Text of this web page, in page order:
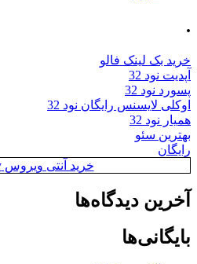
.
خرید بک لینک فالو
آپدیت نود 32
پسورد نود 32
اوکلی لایسنس رایگان نود 32
همیار نود 32
بهترین سئو
رایگان
خرید آنتی ویروس Kaspersky
آخرین دیدگاه‌ها
بایگانی‌ها